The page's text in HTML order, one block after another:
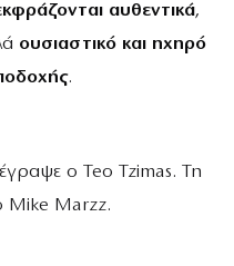
αυθεντικά,
ουσιαστικό και ηχηρό
.
ο Teo Tzimas. Τη
Mike Marzz.